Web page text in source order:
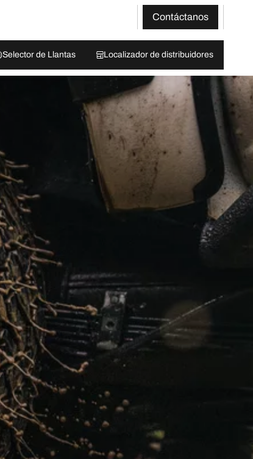
Contáctanos
Selector de Llantas Localizador de distribuidores